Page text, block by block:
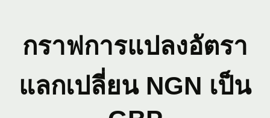
กราฟการแปลงอัตรา
แลกเปลี่ยน NGN เป็น